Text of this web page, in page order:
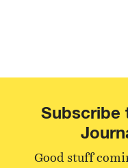
Subscribe
Good stuff